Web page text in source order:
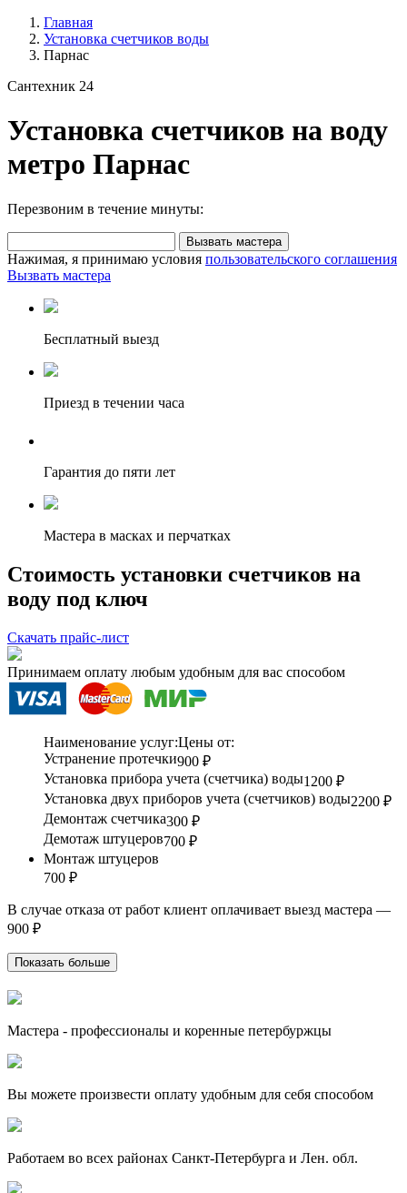
Главная
Установка счетчиков воды
Парнас
Сантехник 24
Установка счетчиков на воду
метро Парнас
Перезвоним в течение минуты:
Вызвать мастера
Нажимая, я принимаю условия пользовательского соглашения
Вызвать мастера
Бесплатный выезд
Приезд в течении часа
Гарантия до пяти лет
Мастера в масках и перчатках
Стоимость установки счетчиков на
воду под ключ
Скачать прайс-лист
Принимаем оплату любым удобным для вас способом
Наименование услуг:Цены от:
Устранение протечки900 ₽
Установка прибора учета (счетчика) воды1200 ₽
Установка двух приборов учета (счетчиков) воды2200 ₽
Демонтаж счетчика300 ₽
Демотаж штуцеров700 ₽
Монтаж штуцеров
700 ₽
В случае отказа от работ клиент оплачивает выезд мастера —
900 ₽
Показать больше
Мастера - профессионалы и коренные петербуржцы
Вы можете произвести оплату удобным для себя способом
Работаем во всех районах Санкт-Петербурга и Лен. обл.